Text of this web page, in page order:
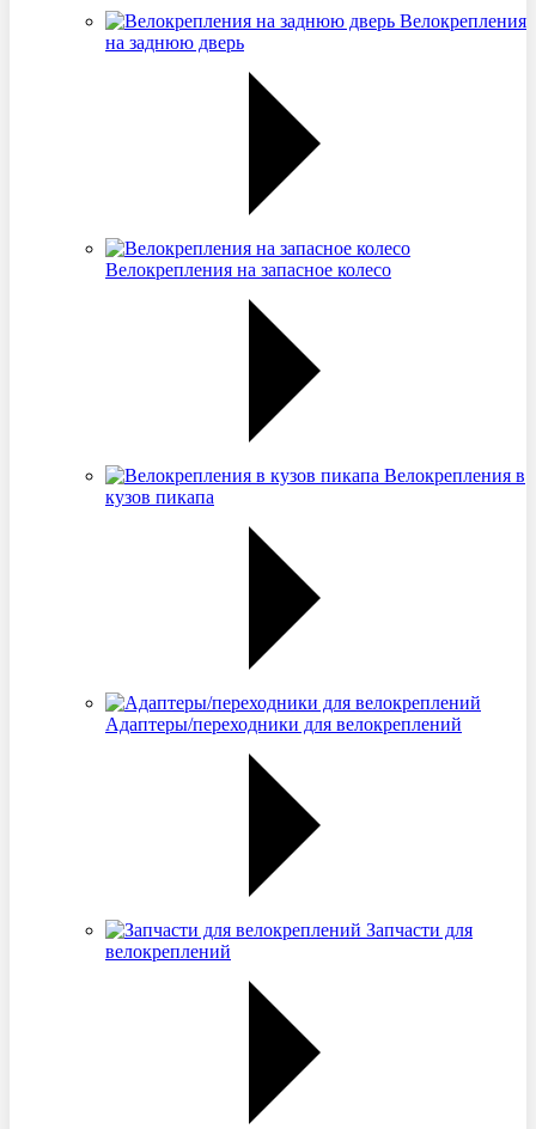
Велокрепления
на заднюю дверь
Велокрепления на запасное колесо
Велокрепления в
кузов пикапа
Адаптеры/переходники для велокреплений
Запчасти для
велокреплений